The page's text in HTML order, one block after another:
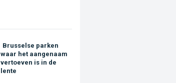
Brusselse parken
waar het aangenaam
vertoeven is in de
lente